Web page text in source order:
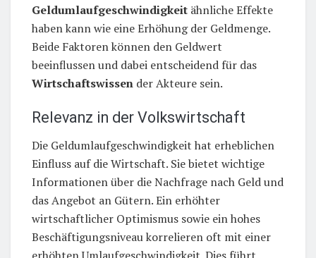
Geldumlaufgeschwindigkeit ähnliche Effekte
haben kann wie eine Erhöhung der Geldmenge.
Beide Faktoren können den Geldwert
beeinflussen und dabei entscheidend für das
Wirtschaftswissen der Akteure sein.
Relevanz in der Volkswirtschaft
Die Geldumlaufgeschwindigkeit hat erheblichen
Einfluss auf die Wirtschaft. Sie bietet wichtige
Informationen über die Nachfrage nach Geld und
das Angebot an Gütern. Ein erhöhter
wirtschaftlicher Optimismus sowie ein hohes
Beschäftigungsniveau korrelieren oft mit einer